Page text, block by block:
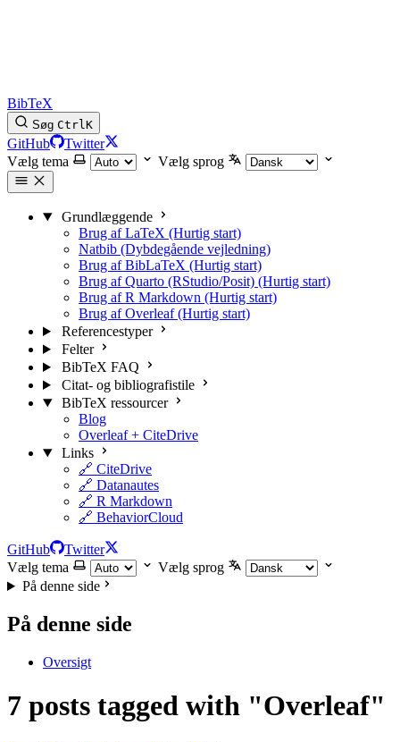
BibTeX
Søg CtrlK
GitHub
Twitter
Vælg tema
Vælg sprog
Grundlæggende
Brug af LaTeX (Hurtig start)
Natbib (Dybdegående vejledning)
Brug af BibLaTeX (Hurtig start)
Brug af Quarto (RStudio/Posit) (Hurtig start)
Brug af R Markdown (Hurtig start)
Brug af Overleaf (Hurtig start)
Referencestyper
Felter
BibTeX FAQ
Citat- og bibliografistile
BibTeX ressourcer
Blog
Overleaf + CiteDrive
Links
🔗 CiteDrive
🔗 Datanautes
🔗 R Markdown
🔗 BehaviorCloud
GitHub
Twitter
Vælg tema
Vælg sprog
På denne side
På denne side
Oversigt
7 posts tagged with "Overleaf"